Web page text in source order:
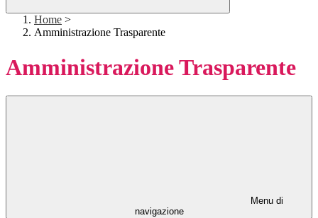
Home >
Amministrazione Trasparente
Amministrazione Trasparente
Menu di
navigazione